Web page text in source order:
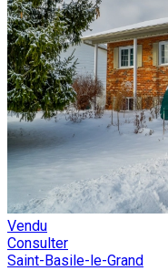
Vendu
Consulter
Saint-Basile-le-Grand